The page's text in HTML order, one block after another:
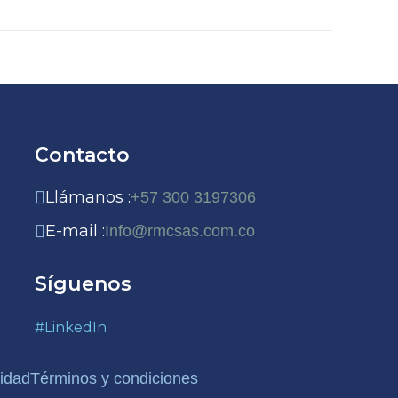
Contacto
Llámanos :+57 300 3197306
E-mail :Info@rmcsas.com.co
Síguenos
#LinkedIn
Términos y condiciones